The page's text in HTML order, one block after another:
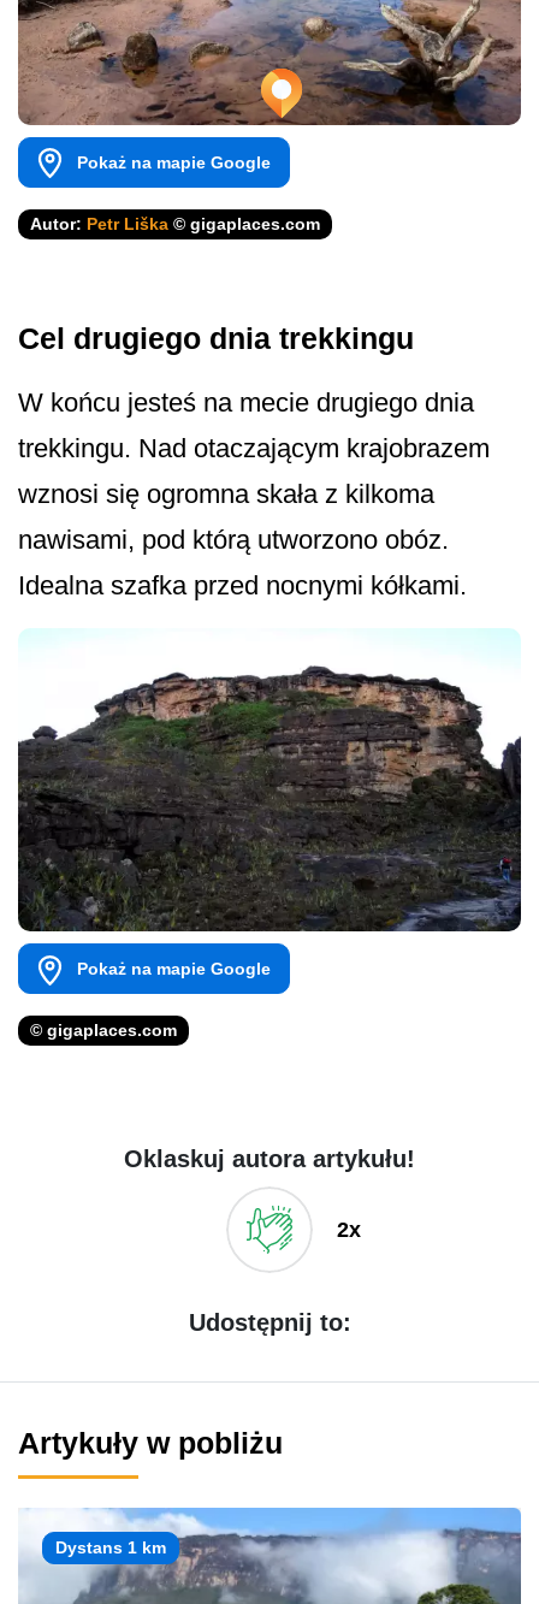
Pokaż na mapie Google
Autor: Petr Liška © gigaplaces.com
Cel drugiego dnia trekkingu
W końcu jesteś na mecie drugiego dnia
trekkingu. Nad otaczającym krajobrazem
wznosi się ogromna skała z kilkoma
nawisami, pod którą utworzono obóz.
Idealna szafka przed nocnymi kółkami.
Pokaż na mapie Google
© gigaplaces.com
Oklaskuj autora artykułu!
2x
Udostępnij to:
Artykuły w pobliżu
Dystans 1 km